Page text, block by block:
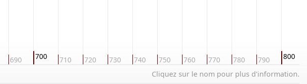
690 700 710 720 730 740 750 760 770 780 790 800
Cliquez sur le nom pour plus d'information.